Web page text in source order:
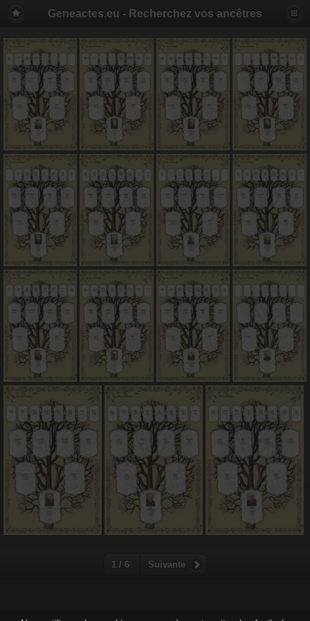
Geneactes.eu - Recherchez vos ancêtres
1 / 6 Suivante